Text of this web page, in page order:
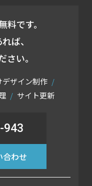
です。
ば、
さい。
デザイン制作
サイト更新
943
合わせ